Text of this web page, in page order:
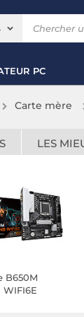
PC
Carte mère
LES
B650M
WIFI6E